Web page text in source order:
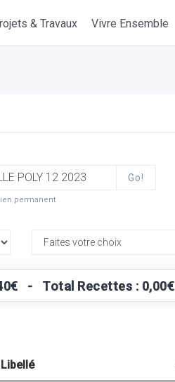
& Travaux Vivre Ensemble
Go!
permanent
- Total Recettes : 0,00€
Libellé